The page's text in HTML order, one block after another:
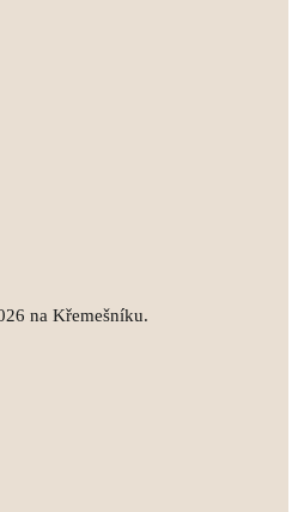
na Křemešníku.